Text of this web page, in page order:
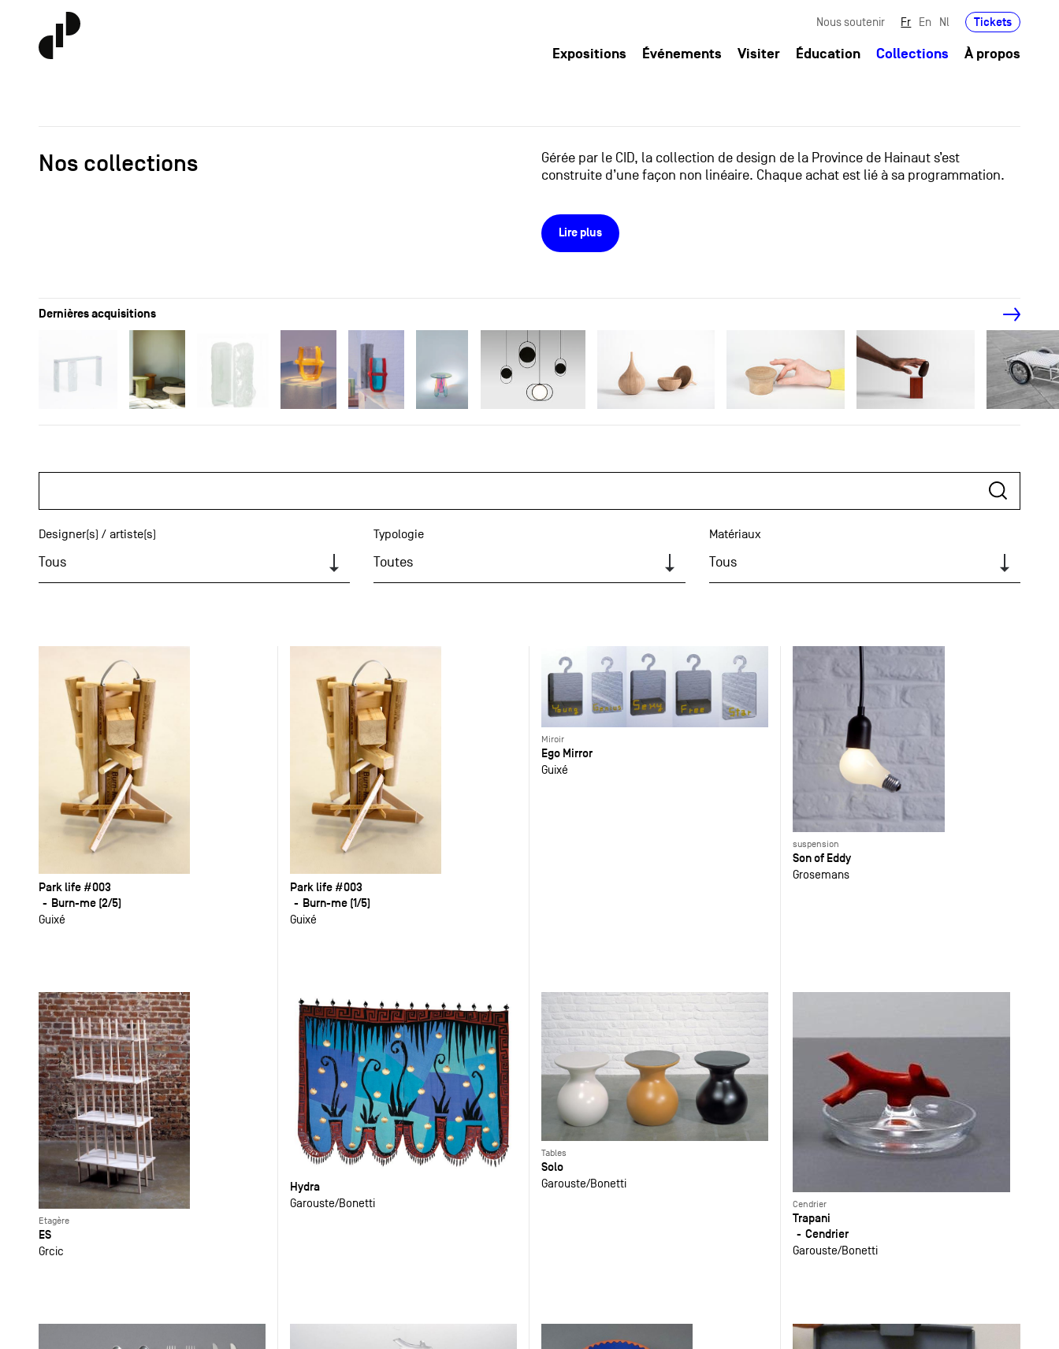
Nous soutenir Fr En Nl Tickets
Expositions Événements Visiter Éducation Collections À propos
Nos collections
Gérée par le CID, la collection de design de la Province de Hainaut s’est
construite d’une façon non linéaire. Chaque achat est lié à sa programmation.
Lire plus
Dernières acquisitions
Designer(s) / artiste(s)
Tous
Typologie
Toutes
Matériaux
Tous
Park life #003
Burn-me (2/5)
Guixé
Park life #003
Burn-me (1/5)
Guixé
Miroir
Ego Mirror
Guixé
suspension
Son of Eddy
Grosemans
Etagère
ES
Grcic
Hydra
Garouste Bonetti
Tables
Solo
Garouste Bonetti
Cendrier
Trapani
Cendrier
Garouste Bonetti